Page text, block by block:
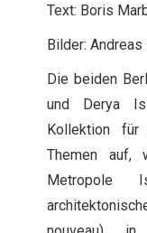
Text: Boris
Bilder:
Die beiden
und Derya
Kollektion
Themen auf,
Metropole